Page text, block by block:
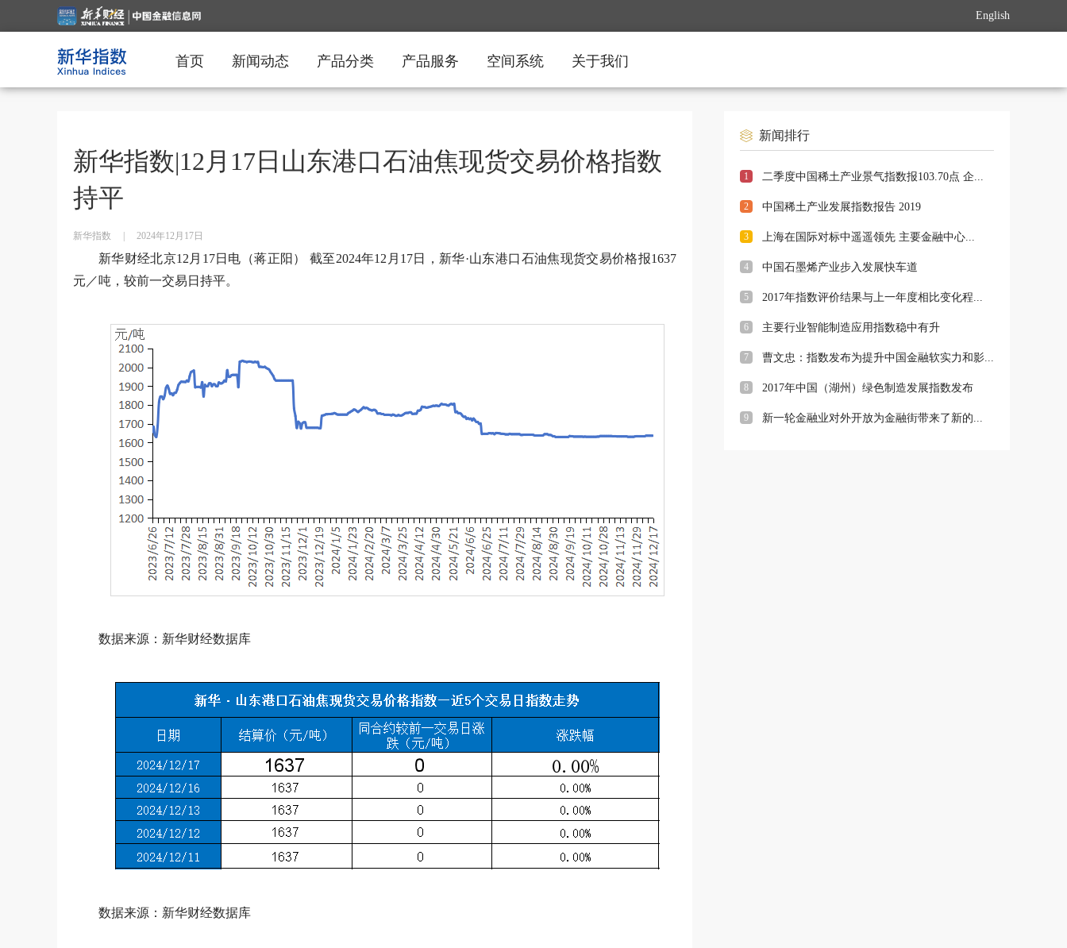
English
首页 新闻动态 产品分类 产品服务 空间系统 关于我们
新华指数|12月17日山东港口石油焦现货交易价格指数
持平
新华指数 2024年12月17日
新华财经北京12月17日电（蒋正阳） 截至2024年12月17日，新华·山东港口石油焦现货交易价格报1637
元／吨，较前一交易日持平。
数据来源：新华财经数据库
数据来源：新华财经数据库
新闻排行
1 二季度中国稀土产业景气指数报103.70点 企...
2 中国稀土产业发展指数报告 2019
3 上海在国际对标中遥遥领先 主要金融中心...
4 中国石墨烯产业步入发展快车道
5 2017年指数评价结果与上一年度相比变化程...
6 主要行业智能制造应用指数稳中有升
7 曹文忠：指数发布为提升中国金融软实力和影...
8 2017年中国（湖州）绿色制造发展指数发布
9 新一轮金融业对外开放为金融街带来了新的...